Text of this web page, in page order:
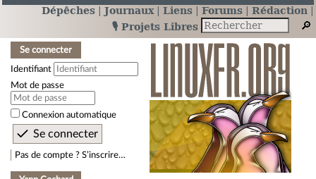
Dépêches Journaux Liens Forums
Rédaction
🎙️ Projets Libres
Se connecter
Identifiant
Mot de passe
Connexion automatique
Pas de compte ? S’inscrire…